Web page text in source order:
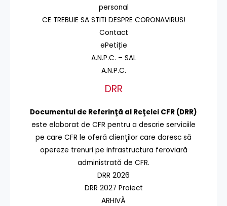
personal
CE TREBUIE SA STITI DESPRE CORONAVIRUS!
Contact
ePetiție
A.N.P.C. – SAL
A.N.P.C.
DRR
Documentul de Referinţă al Reţelei CFR (DRR)
este elaborat de CFR pentru a descrie serviciile
pe care CFR le oferă clienţilor care doresc să
opereze trenuri pe infrastructura feroviară
administrată de CFR.
DRR 2026
DRR 2027 Proiect
ARHIVĂ